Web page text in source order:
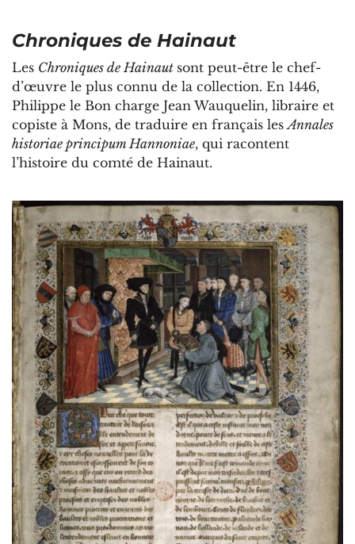
Chroniques de Hainaut
Les Chroniques de Hainaut sont peut-être le chef-
d’œuvre le plus connu de la collection. En 1446,
Philippe le Bon charge Jean Wauquelin, libraire et
copiste à Mons, de traduire en français les Annales
historiae principum Hannoniae, qui racontent
l’histoire du comté de Hainaut.